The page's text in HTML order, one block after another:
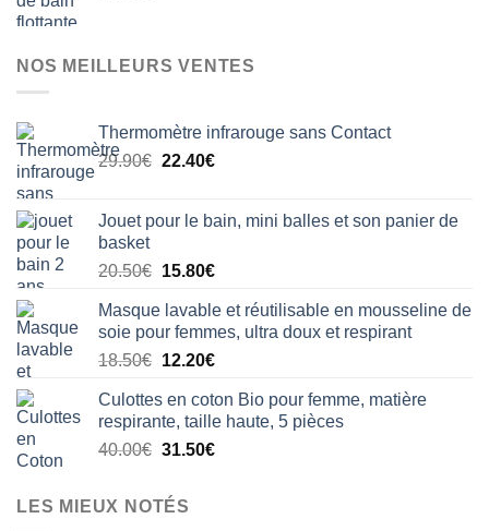
NOS MEILLEURS VENTES
Thermomètre infrarouge sans Contact
29.90€ Le
était :
22.40€Le
est :
Jouet pour le bain, mini balles et son panier de
basket
20.50€ Le
initial
était :
20.50€.
15.80€Le
actuel
est :
15.80€.
Masque lavable et réutilisable en mousseline de
soie pour femmes, ultra doux et respirant
18.50€ Le
initial
était :
18.50€.
12.20€Le
actuel
est :
12.20€.
Culottes en coton Bio pour femme, matière
respirante, taille haute, 5 pièces
40.00€ Le
initial
était :
31.50€Le
LES MIEUX NOTÉS